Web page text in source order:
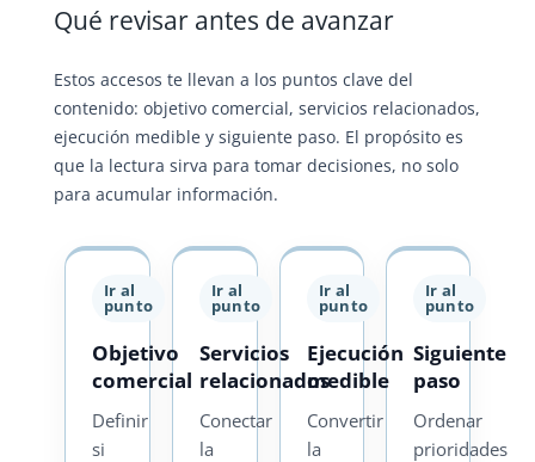
Qué revisar antes de avanzar
Estos accesos te llevan a los puntos clave del
contenido: objetivo comercial, servicios relacionados,
ejecución medible y siguiente paso. El propósito es
que la lectura sirva para tomar decisiones, no solo
para acumular información.
Ir al
punto
Objetivo
comercial
Definir
si
Ir al
punto
Servicios
relacionados
Conectar
la
Ir al
punto
Ejecución
medible
Convertir
la
Ir al
punto
Siguiente
paso
Ordenar
prioridades